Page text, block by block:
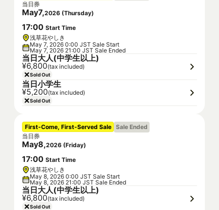
当日券
May7,2026 (Thursday)
17:00 Start Time
浅草花やしき
May 7, 2026 0:00 JST Sale Start
May 7, 2026 21:00 JST Sale Ended
当日大人(中学生以上)
¥6,800(tax included)
Sold Out
当日小学生
¥5,200(tax included)
Sold Out
First-Come, First-Served Sale Sale Ended
当日券
May8,2026 (Friday)
17:00 Start Time
浅草花やしき
May 8, 2026 0:00 JST Sale Start
May 8, 2026 21:00 JST Sale Ended
当日大人(中学生以上)
¥6,800(tax included)
Sold Out